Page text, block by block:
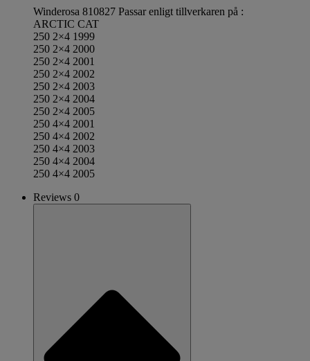
Winderosa 810827 Passar enligt tillverkaren på :
ARCTIC CAT
250 2×4 1999
250 2×4 2000
250 2×4 2001
250 2×4 2002
250 2×4 2003
250 2×4 2004
250 2×4 2005
250 4×4 2001
250 4×4 2002
250 4×4 2003
250 4×4 2004
250 4×4 2005
Reviews 0